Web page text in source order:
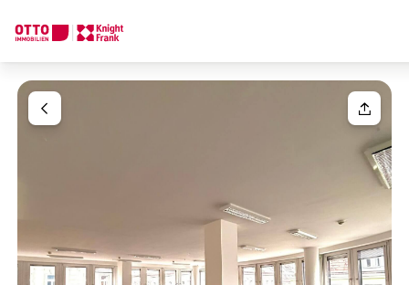
Your message
We find your
Dream Property
Tell us what you're looking for, and we'll find your dream
Configure and have us find a property